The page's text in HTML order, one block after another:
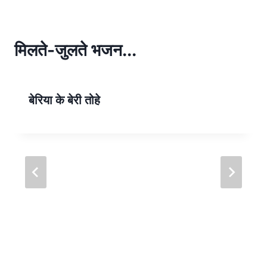
p
मिलते-जुलते भजन...
बेरिया के बेरी तोहे